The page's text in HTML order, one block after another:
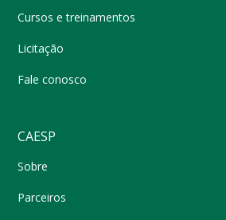
Cursos e treinamentos
Licitação
Fale conosco
CAESP
Sobre
Parceiros